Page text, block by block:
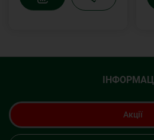
Акції